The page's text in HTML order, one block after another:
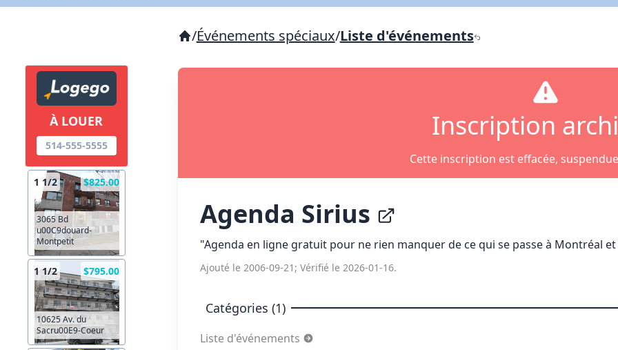
À LOUER
514-555-5555
1 1/2 $825.00
3065 Bd
u00C9douard-
Montpetit
1 1/2 $795.00
10625 Av. du
Sacru00E9-Coeur
/Événements spéciaux/Liste d'événements
Inscription
Cette inscription est effacée,
Agenda Sirius
"Agenda en ligne gratuit pour ne rien manquer de ce qui se passe à Montréal
Ajouté le 2006-09-21; Vérifié le 2026-01-16.
Catégories (1)
Liste d'événements
X Fermer